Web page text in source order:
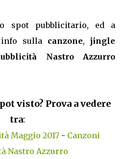
spot pubblicitario, ed a
sulla canzone,jingle
Nastro Azzurro
visto? Prova a vedere
tra:
Maggio 2017 - Canzoni
Nastro Azzurro